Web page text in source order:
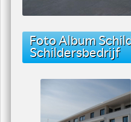
Foto Album
Schildersbedrijf